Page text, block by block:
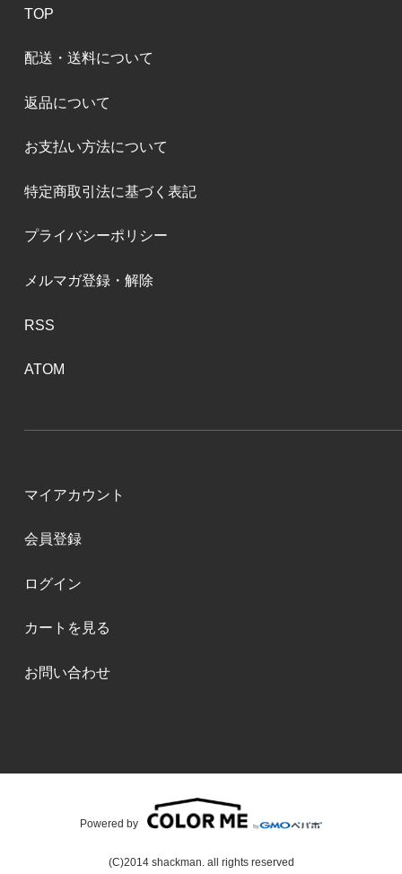
TOP
配送・送料について
返品について
お支払い方法について
特定商取引法に基づく表記
プライバシーポリシー
メルマガ登録・解除
RSS
ATOM
マイアカウント
会員登録
ログイン
カートを見る
お問い合わせ
(C)2014 shackman. all rights reserved
Powered by